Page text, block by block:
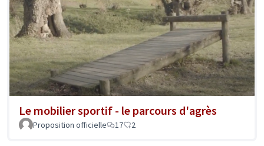
Le mobilier sportif - le parcours d'agrès
Proposition officielle 17 2